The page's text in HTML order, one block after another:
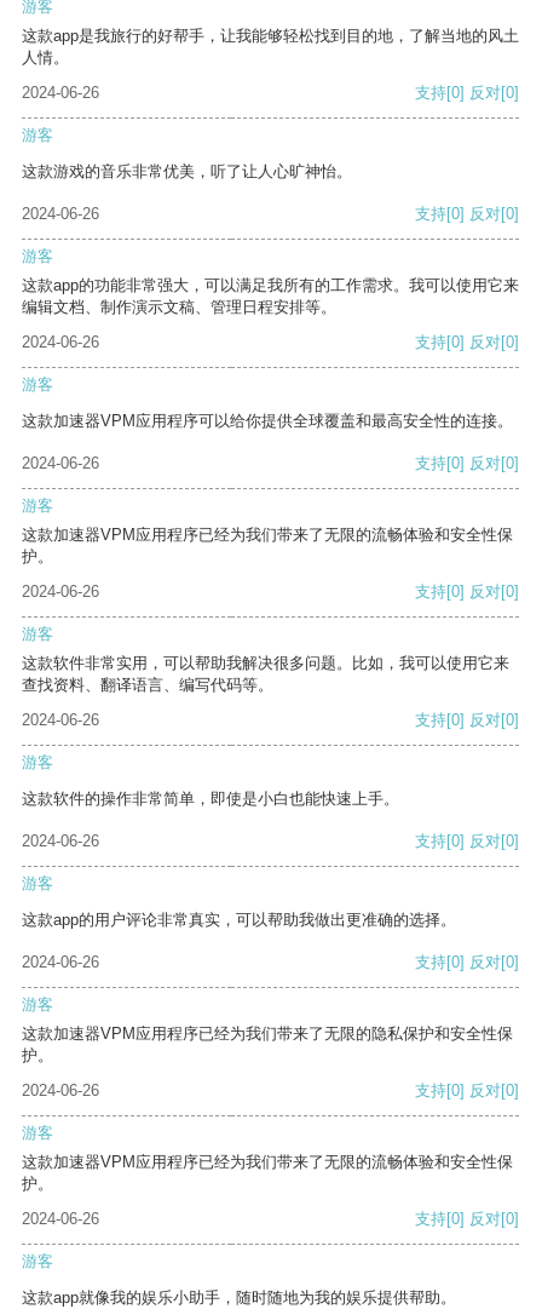
游客
这款app是我旅行的好帮手，让我能够轻松找到目的地，了解当地的风土
人情。
2024-06-26
支持[0] 反对[0]
游客
这款游戏的音乐非常优美，听了让人心旷神怡。
2024-06-26 支持[0] 反对[0]
游客
这款app的功能非常强大，可以满足我所有的工作需求。我可以使用它来
编辑文档、制作演示文稿、管理日程安排等。
2024-06-26
支持[0] 反对[0]
游客
这款加速器VPM应用程序可以给你提供全球覆盖和最高安全性的连接。
2024-06-26 支持[0] 反对[0]
游客
这款加速器VPM应用程序已经为我们带来了无限的流畅体验和安全性保
护。
2024-06-26
支持[0] 反对[0]
游客
这款软件非常实用，可以帮助我解决很多问题。比如，我可以使用它来
查找资料、翻译语言、编写代码等。
2024-06-26
支持[0] 反对[0]
游客
这款软件的操作非常简单，即使是小白也能快速上手。
2024-06-26 支持[0] 反对[0]
游客
这款app的用户评论非常真实，可以帮助我做出更准确的选择。
2024-06-26 支持[0] 反对[0]
游客
这款加速器VPM应用程序已经为我们带来了无限的隐私保护和安全性保
护。
2024-06-26
支持[0] 反对[0]
游客
这款加速器VPM应用程序已经为我们带来了无限的流畅体验和安全性保
护。
2024-06-26
支持[0] 反对[0]
游客
这款app就像我的娱乐小助手，随时随地为我的娱乐提供帮助。